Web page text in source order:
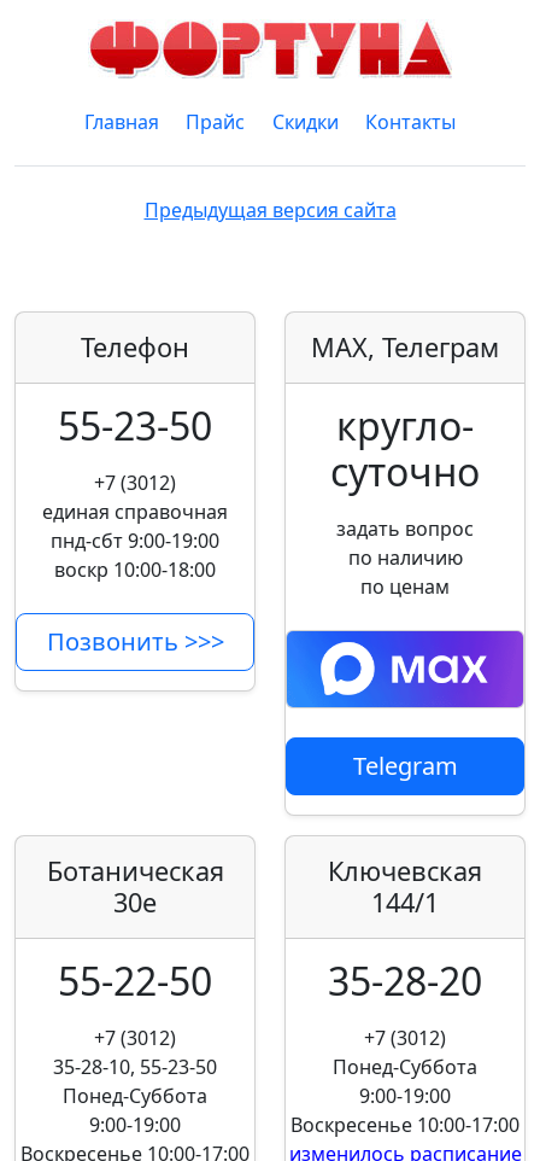
Главная Прайс Скидки Контакты
Предыдущая версия сайта
Телефон
55-23-50
+7 (3012)
единая справочная
пнд-сбт 9:00-19:00
воскр 10:00-18:00
Позвонить >>>
MAX, Телеграм
кругло­
суточно
задать вопрос
по наличию
по ценам
Telegram
Ботаническая
30е
55-22-50
+7 (3012)
35-28-10, 55-23-50
Понед-Суббота
9:00-19:00
Воскресенье 10:00-17:00
Ключевская
144/1
35-28-20
+7 (3012)
Понед-Суббота
9:00-19:00
Воскресенье 10:00-17:00
изменилось расписание